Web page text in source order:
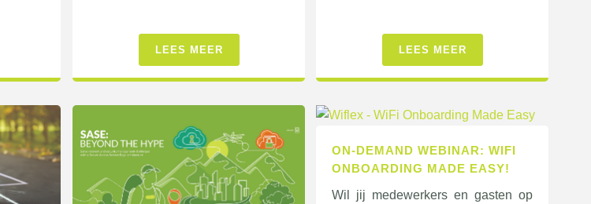
LEES MEER LEES MEER
ON-DEMAND WEBINAR: WIFI
ONBOARDING MADE EASY!
Wil jij medewerkers en gasten op